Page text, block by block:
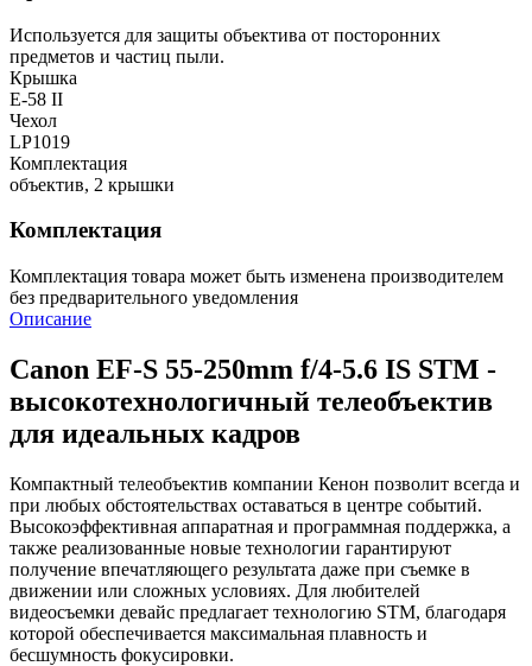
Используется для защиты объектива от посторонних
предметов и частиц пыли.
Крышка
E-58 II
Чехол
LP1019
Комплектация
объектив, 2 крышки
Комплектация
Комплектация товара может быть изменена производителем
без предварительного уведомления
Описание
Canon EF-S 55-250mm f/4-5.6 IS STM -
высокотехнологичный телеобъектив
для идеальных кадров
Компактный телеобъектив компании Кенон позволит всегда и
при любых обстоятельствах оставаться в центре событий.
Высокоэффективная аппаратная и программная поддержка, а
также реализованные новые технологии гарантируют
получение впечатляющего результата даже при съемке в
движении или сложных условиях. Для любителей
видеосъемки девайс предлагает технологию STM, благодаря
которой обеспечивается максимальная плавность и
бесшумность фокусировки.